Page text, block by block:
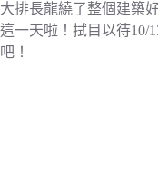
大排長龍繞了整個建築
這一天啦！拭目以待10/
吧！